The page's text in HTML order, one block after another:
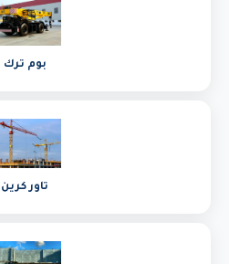
بوم ترك
تاور كرين